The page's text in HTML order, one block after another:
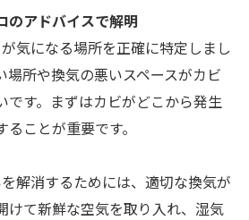
のアドバイスで解明
気になる場所を正確に特定しまし
場所や換気の悪いスペースがカビ
です。まずはカビがどこから発生
ことが重要です。
解消するためには、適切な換気が
けて新鮮な空気を取り入れ、湿気